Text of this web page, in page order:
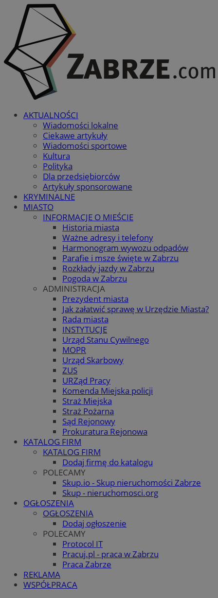
AKTUALNOŚCI
Wiadomości lokalne
Ciekawe artykuły
Wiadomości sportowe
Kultura
Polityka
Dla przedsiębiorców
Artykuły sponsorowane
KRYMINALNE
MIASTO
INFORMACJE O MIEŚCIE
Historia miasta
Ważne adresy i telefony
Harmonogram wywozu odpadów
Parafie i msze święte w Zabrzu
Rozkłady jazdy w Zabrzu
Pogoda w Zabrzu
ADMINISTRACJA
Prezydent miasta
Jak załatwić sprawę w Urzędzie Miasta?
Rada miasta
INSTYTUCJE
Urząd Stanu Cywilnego
MOPR
Urząd Skarbowy
ZUS
URZąd Pracy
Komenda Miejska policji
Straż Miejska
Straż Pożarna
Sąd Rejonowy
Prokuratura Rejonowa
KATALOG FIRM
KATALOG FIRM
Dodaj firmę do katalogu
POLECAMY
Skup.io - Skup nieruchomości Zabrze
Skup - nieruchomosci.org
OGŁOSZENIA
OGŁOSZENIA
Dodaj ogłoszenie
POLECAMY
Protocol IT
Pracuj.pl - praca w Zabrzu
Praca Zabrze
REKLAMA
WSPÓŁPRACA